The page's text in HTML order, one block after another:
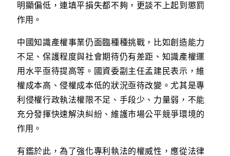
明顯偏低，連填平損失都不夠，更談不上起到懲罰
作用。
中國知識產權事業仍面臨種種挑戰，比如創造能力
不足、保護程度與社會期待仍有差距、知識產權運
用水平亟待提高等。國資委副主任孟建民表示，維
權成本高、侵權成本低的狀況亟待改變。尤其是專
利侵權行政執法權限不足、手段少、力量弱，不能
充分發揮快速解決糾紛、維護市場公平競爭環境的
作用。
有鑑於此，為了強化專利執法的權威性，應從法律